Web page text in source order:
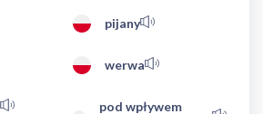
pijany
werwa
pod wpływem